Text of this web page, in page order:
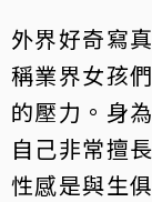
外界好奇寫
稱業界女孩
的壓力。身
自己非常擅
性感是與生